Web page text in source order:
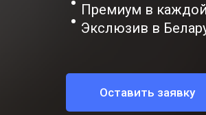
Оставить заявку
Премиум в
Экслюзив в